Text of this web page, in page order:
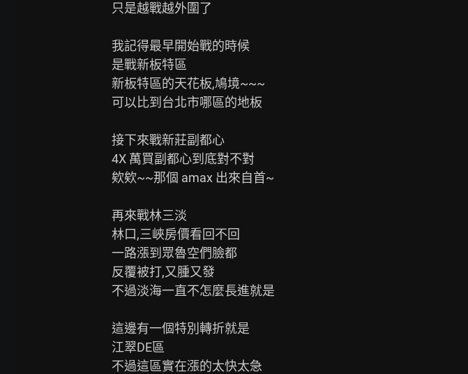
只是越戰越外圍了
我記得最早開始戰的時候
是戰新板特區
新板特區的天花板,鳩境~~~
可以比到台北市哪區的地板
接下來戰新莊副都心
4X 萬買副都心到底對不對
欸欸~~那個 amax 出來自首~
再來戰林三淡
林口,三峽房價看回不回
一路漲到眾魯空們臉都
反覆被打,又腫又發
不過淡海一直不怎麼長進就是
這邊有一個特別轉折就是
江翠DE區
不過這區實在漲的太快太急